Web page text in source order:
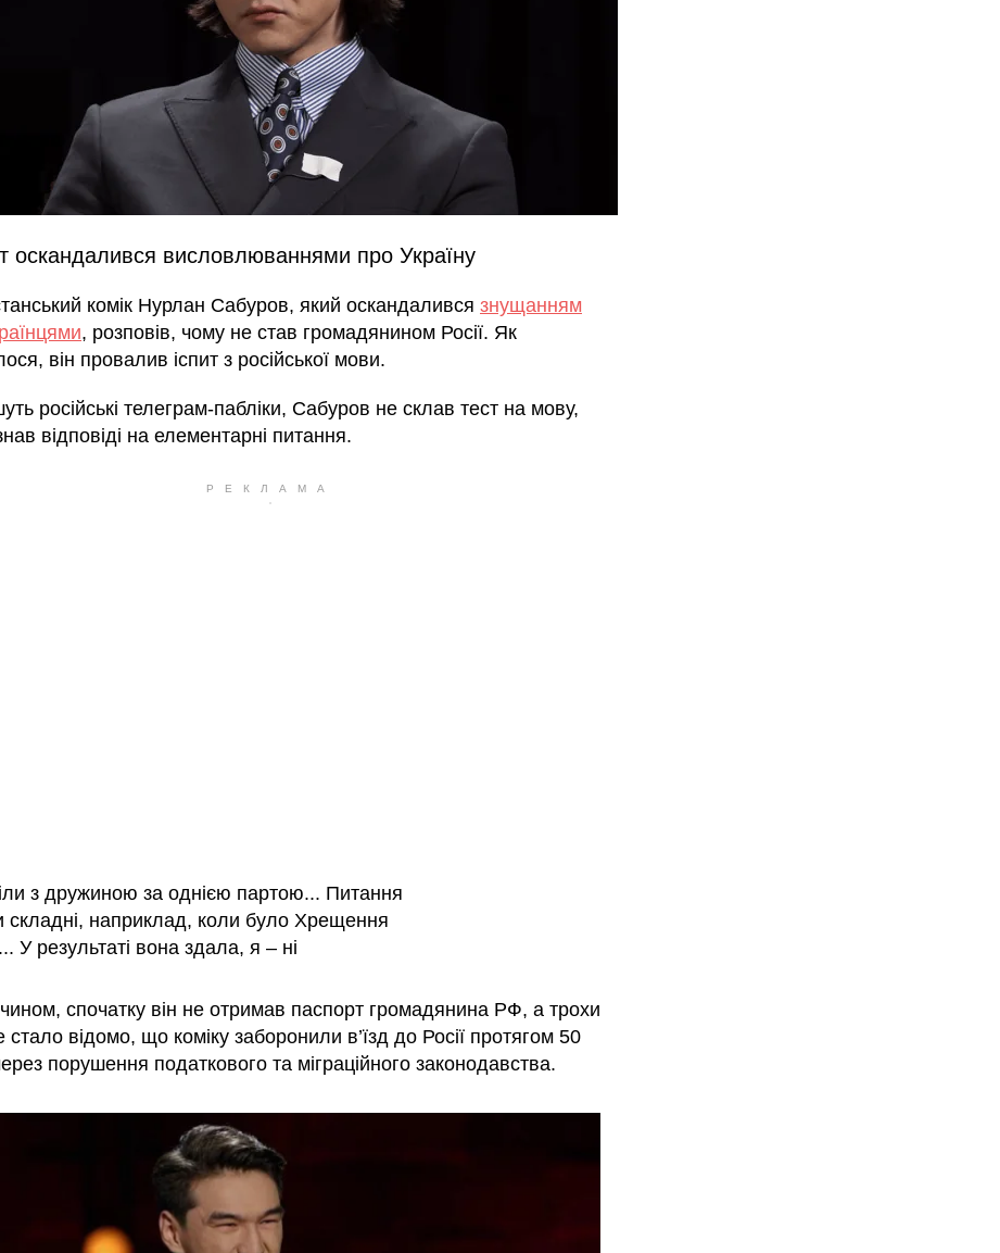
оскандалився висловлюваннями про Україну
комік Нурлан Сабуров, який оскандалився знущанням
, розповів, чому не став громадянином Росії. Як
він провалив іспит з російської мови.
російські телеграм-пабліки, Сабуров не склав тест на мову,
відповіді на елементарні питання.
з дружиною за однією партою... Питання
складні, наприклад, коли було Хрещення
У результаті вона здала, я – ні
спочатку він не отримав паспорт громадянина РФ, а трохи
стало відомо, що коміку заборонили в’їзд до Росії протягом 50
порушення податкового та міграційного законодавства.